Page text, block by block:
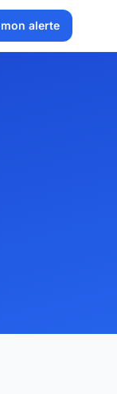
alerte